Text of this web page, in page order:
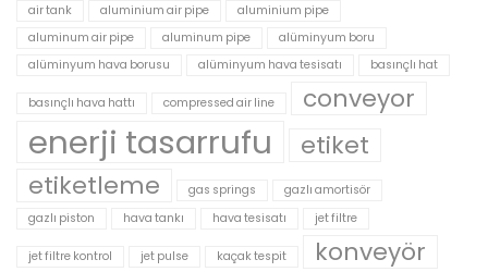
air tank aluminium air pipe
aluminium pipe
aluminum air pipe
aluminum pipe
alüminyum boru
alüminyum hava borusu
alüminyum hava tesisatı basınçlı hat
basınçlı hava hattı compressed air line conveyor
enerji tasarrufu
etiket
etiketleme
gas springs
gazlı amortisör
gazlı piston
hava tankı hava tesisatı jet filtre
jet filtre kontrol jet pulse kaçak tespit
konveyör